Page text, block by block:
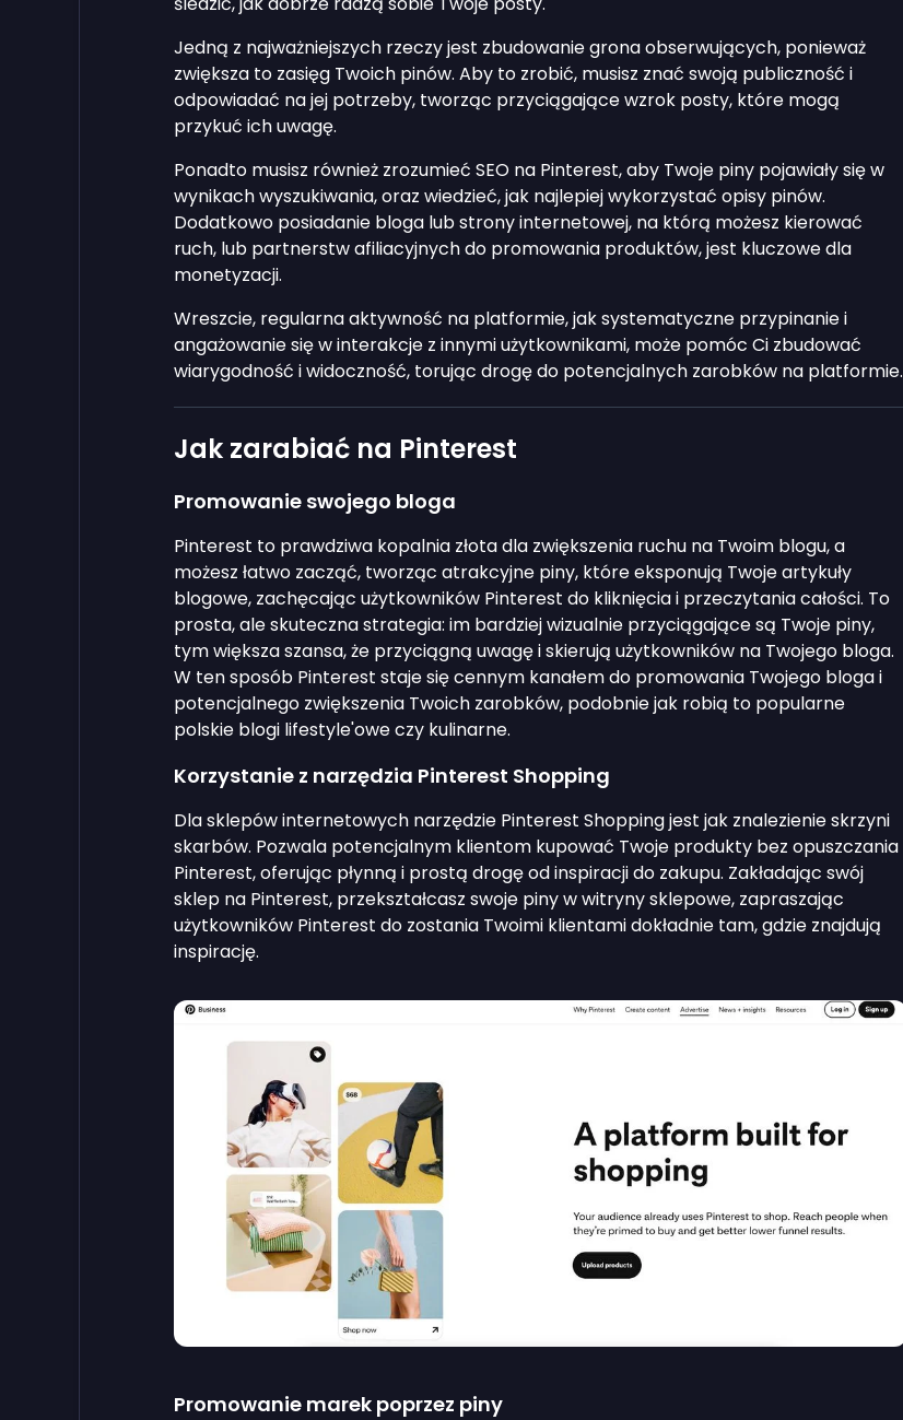
Jedną z najważniejszych rzeczy jest zbudowanie grona obserwujących, ponieważ
zwiększa to zasięg Twoich pinów. Aby to zrobić, musisz znać swoją publiczność i
odpowiadać na jej potrzeby, tworząc przyciągające wzrok posty, które mogą
przykuć ich uwagę.
Ponadto musisz również zrozumieć SEO na Pinterest, aby Twoje piny pojawiały się w
wynikach wyszukiwania, oraz wiedzieć, jak najlepiej wykorzystać opisy pinów.
Dodatkowo posiadanie bloga lub strony internetowej, na którą możesz kierować
ruch, lub partnerstw afiliacyjnych do promowania produktów, jest kluczowe dla
monetyzacji.
Wreszcie, regularna aktywność na platformie, jak systematyczne przypinanie i
angażowanie się w interakcje z innymi użytkownikami, może pomóc Ci zbudować
wiarygodność i widoczność, torując drogę do potencjalnych zarobków na platformie.
Jak zarabiać na Pinterest
Promowanie swojego bloga
Pinterest to prawdziwa kopalnia złota dla zwiększenia ruchu na Twoim blogu, a
możesz łatwo zacząć, tworząc atrakcyjne piny, które eksponują Twoje artykuły
blogowe, zachęcając użytkowników Pinterest do kliknięcia i przeczytania całości. To
prosta, ale skuteczna strategia: im bardziej wizualnie przyciągające są Twoje piny,
tym większa szansa, że przyciągną uwagę i skierują użytkowników na Twojego bloga.
W ten sposób Pinterest staje się cennym kanałem do promowania Twojego bloga i
potencjalnego zwiększenia Twoich zarobków, podobnie jak robią to popularne
polskie blogi lifestyle'owe czy kulinarne.
Korzystanie z narzędzia Pinterest Shopping
Dla sklepów internetowych narzędzie Pinterest Shopping jest jak znalezienie skrzyni
skarbów. Pozwala potencjalnym klientom kupować Twoje produkty bez opuszczania
Pinterest, oferując płynną i prostą drogę od inspiracji do zakupu. Zakładając swój
sklep na Pinterest, przekształcasz swoje piny w witryny sklepowe, zapraszając
użytkowników Pinterest do zostania Twoimi klientami dokładnie tam, gdzie znajdują
inspirację.
Promowanie marek poprzez piny